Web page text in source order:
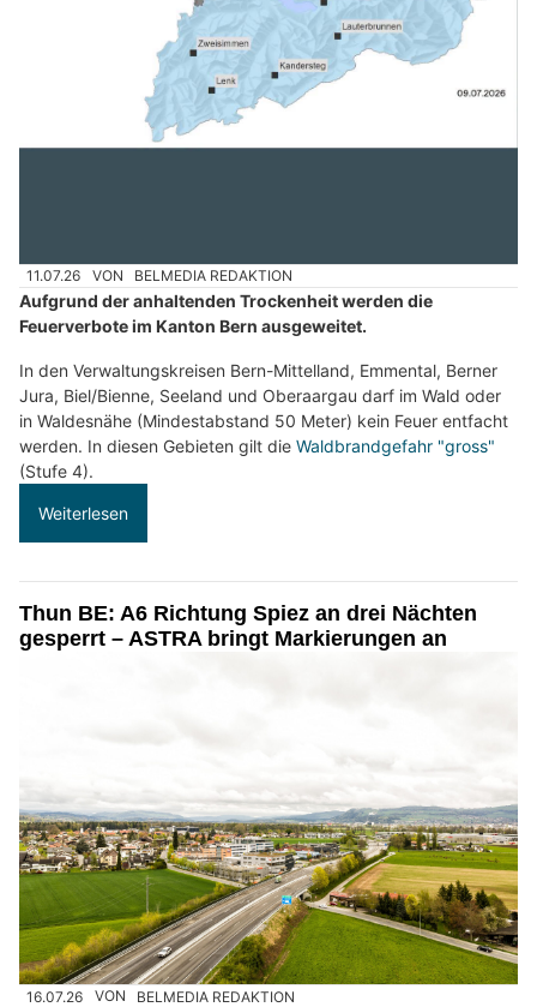
11.07.26 VON BELMEDIA REDAKTION
Aufgrund der anhaltenden Trockenheit werden die
Feuerverbote im Kanton Bern ausgeweitet.
In den Verwaltungskreisen Bern-Mittelland, Emmental, Berner
Jura, Biel/Bienne, Seeland und Oberaargau darf im Wald oder
in Waldesnähe (Mindestabstand 50 Meter) kein Feuer entfacht
werden. In diesen Gebieten gilt die Waldbrandgefahr "gross"
(Stufe 4).
Weiterlesen
Thun BE: A6 Richtung Spiez an drei Nächten
gesperrt – ASTRA bringt Markierungen an
16.07.26 VON BELMEDIA REDAKTION